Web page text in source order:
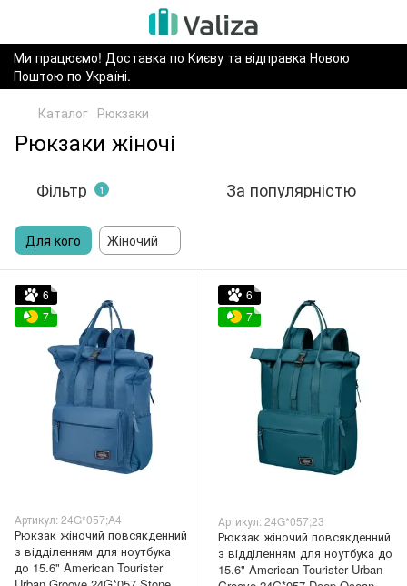
Ми працюємо! Доставка по Києву та відправка Новою
Поштою по Україні.
Каталог Рюкзаки
Рюкзаки жіночі
Фільтр 1 За популярністю
Для кого Жіночий
6
7
Артикул: 24G*057;A4
Рюкзак жіночий повсякденний
з відділенням для ноутбука
до 15.6" American Tourister
6
7
Артикул: 24G*057;23
Рюкзак жіночий повсякденний
з відділенням для ноутбука до
15.6" American Tourister Urban